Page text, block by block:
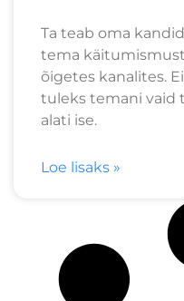
Ta teab oma
tema
õigetes kanalites.
tuleks temani vaid
alati ise.
Loe lisaks »